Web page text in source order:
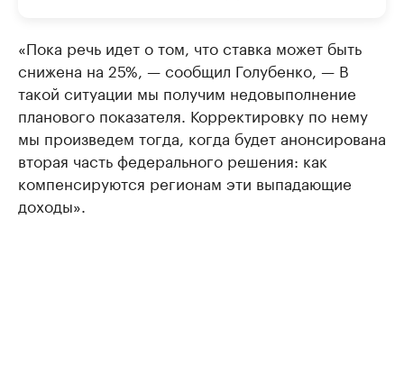
«Пока речь идет о том, что ставка может быть
снижена на 25%, — сообщил Голубенко, — В
такой ситуации мы получим недовыполнение
планового показателя. Корректировку по нему
мы произведем тогда, когда будет анонсирована
вторая часть федерального решения: как
компенсируются регионам эти выпадающие
доходы».